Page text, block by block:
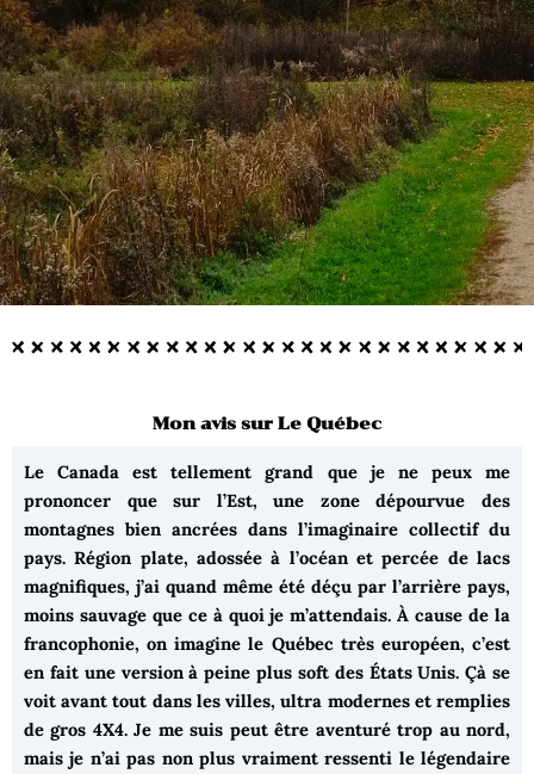
Mon avis sur Le Québec
Le Canada est tellement grand que je ne peux me
prononcer que sur l’Est, une zone dépourvue des
montagnes bien ancrées dans l’imaginaire collectif du
pays. Région plate, adossée à l’océan et percée de lacs
magnifiques, j’ai quand même été déçu par l’arrière pays,
moins sauvage que ce à quoi je m’attendais. À cause de la
francophonie, on imagine le Québec très européen, c’est
en fait une version à peine plus soft des États Unis. Çà se
voit avant tout dans les villes, ultra modernes et remplies
de gros 4X4. Je me suis peut être aventuré trop au nord,
mais je n’ai pas non plus vraiment ressenti le légendaire